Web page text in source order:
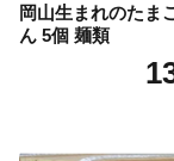
岡山生まれのたま
ん 5個 麺類